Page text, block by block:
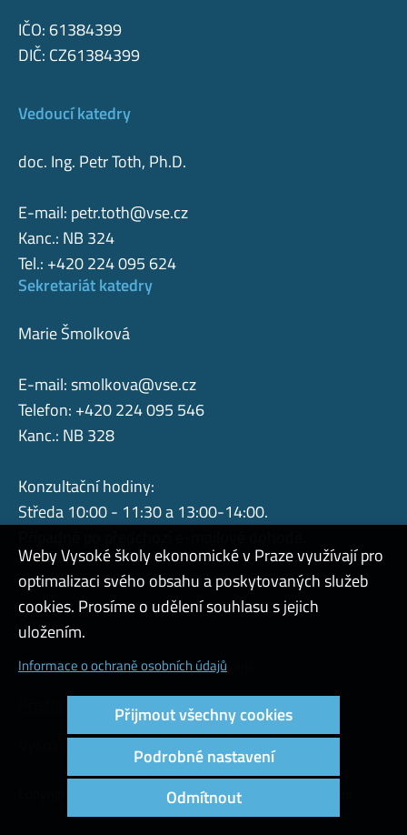
IČO: 61384399
DIČ: CZ61384399
Vedoucí katedry
doc. Ing. Petr Toth, Ph.D.
E-mail: petr.toth@vse.cz
Kanc.: NB 324
Tel.: +420 224 095 624
Sekretariát katedry
Marie Šmolková
E-mail:smolkova@vse.cz
Telefon: +420 224 095 546
Kanc.: NB 328
Konzultační hodiny:
Středa 10:00 - 11:30 a 13:00-14:00.
Admin
Cookies a ochrana osobních údajů
Přístupnost webu
Vysoký kontrast
Copyright © 2000 - 2026 Vysoká škola ekonomická v Praze
Weby Vysoké školy ekonomické v Praze využívají pro
optimalizaci svého obsahu a poskytovaných služeb
cookies. Prosíme o udělení souhlasu s jejich
uložením.
Informace o ochraně osobních údajů
Přijmout všechny cookies
Podrobné nastavení
Odmítnout